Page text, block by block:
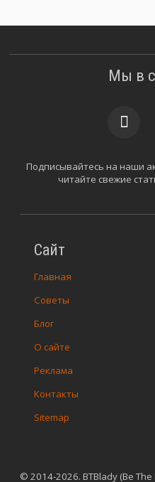
© 2014-2026. BTBlady (Be
Сайт
Главная
Советы
Блог
О сайте
Реклама
Контакты
Sitemap
Мы в
Подписывайтесь на наши
читайте свежие